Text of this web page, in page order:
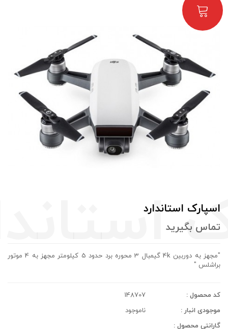
اسپارک استاندارد
تماس بگيريد
"مجهز به دوربین 4k گیمبال 3 محوره برد حدود 5 کیلومتر مجهز به 4 موتور
براشلس "
کد محصول :
148707
موجودی انبار :
ناموجود
گارانتی محصول :